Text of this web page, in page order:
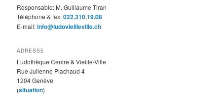
Responsable: M. Guillaume Tiran
Téléphone & fax:022.310.19.08
E-mail:info@ludovieilleville.ch
ADRESSE
Ludothèque Centre & Vieille-Ville
Rue Julienne Piachaud 4
1204 Genève
(situation)